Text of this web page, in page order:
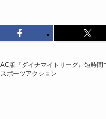
AC版『ダイナマイトリーグ』短時
スポーツアクション